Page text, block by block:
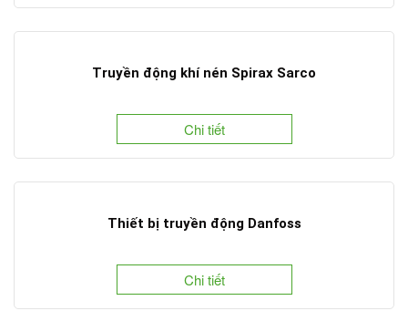
Truyền động khí nén Spirax Sarco
Chi tiết
Thiết bị truyền động Danfoss
Chi tiết